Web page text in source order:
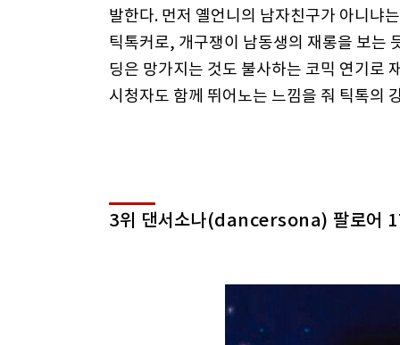
발한다. 먼저 옐언니의 남자친구가 아니냐
틱톡커로, 개구쟁이 남동생의 재롱을 보는
딩은 망가지는 것도 불사하는 코믹 연기로
시청자도 함께 뛰어노는 느낌을 줘 틱톡의
3위 댄서소나(dancersona) 팔로어